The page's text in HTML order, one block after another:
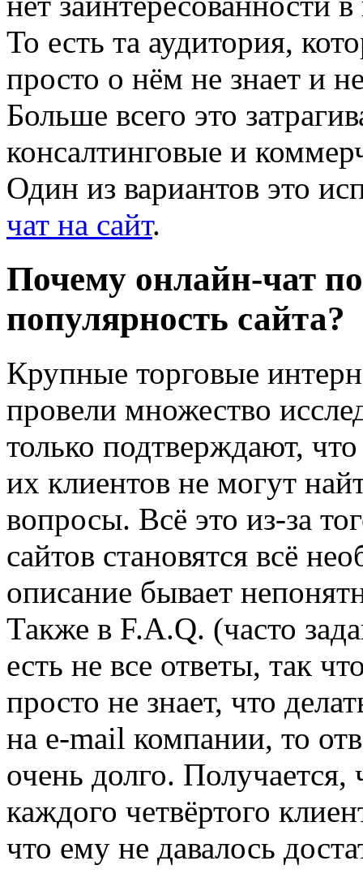
То есть та аудитория,
просто о нём не знает и
Больше всего это
консалтинговые и
Один из вариантов это
чат на сайт.
Почему онлайн-чат
популярность сайта?
Крупные торговые
провели множество
только подтверждают,
их клиентов не могут
вопросы. Всё это из-за
сайтов становятся всё
описание бывает
Также в F.A.Q. (часто
есть не все ответы, так
просто не знает, что
на e-mail компании, то
очень долго. Получается,
каждого четвёртого
что ему не давалось